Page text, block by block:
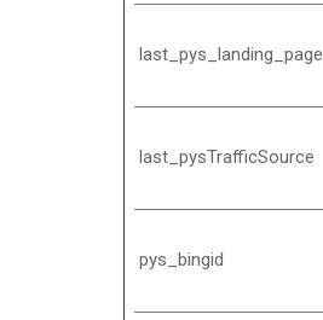
last_pys_landing_page
last_pysTrafficSource
pys_bingid